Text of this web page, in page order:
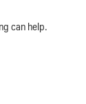
can help.